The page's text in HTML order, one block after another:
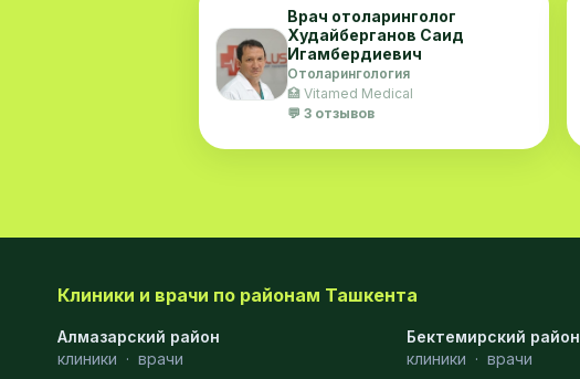
Врач отоларинголог
Худайберганов Саид
Игамбердиевич
Отоларингология
🏥 Vitamed Medical
💬 3 отзывов
Клиники и врачи по районам Ташкента
Алмазарский район
клиники · врачи
Бектемирский район
клиники · врачи